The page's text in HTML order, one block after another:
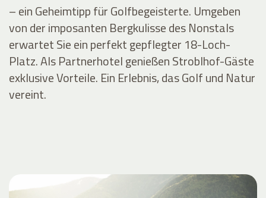
– ein Geheimtipp für Golfbegeisterte. Umgeben
von der imposanten Bergkulisse des Nonstals
erwartet Sie ein perfekt gepflegter 18-Loch-
Platz. Als Partnerhotel genießen Stroblhof-Gäste
exklusive Vorteile. Ein Erlebnis, das Golf und Natur
vereint.